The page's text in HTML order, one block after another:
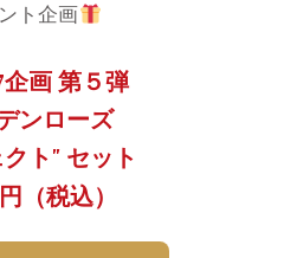
ト企画
画 第５弾
ンローズ
ト" セット
円（税込）